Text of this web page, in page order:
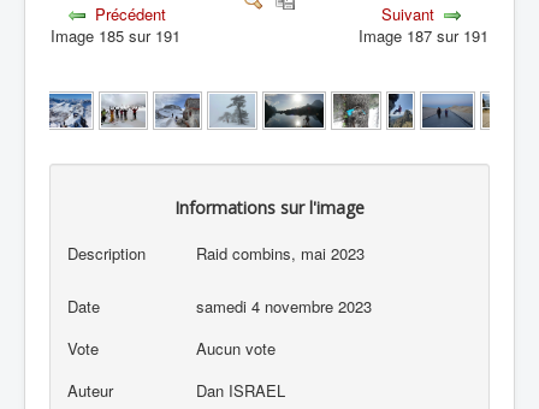
Précédent
Image 185 sur 191
Suivant
Image 187 sur 191
Informations sur l'image
Description Raid combins, mai 2023
Date
samedi 4 novembre 2023
Vote
Aucun vote
Auteur
Dan ISRAEL